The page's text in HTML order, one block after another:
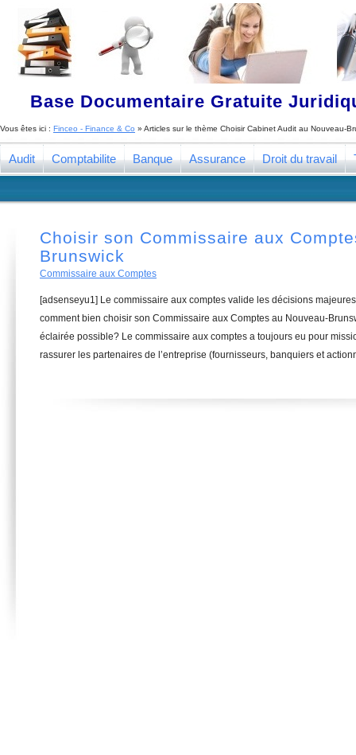
Base Documentaire Gratuite
Vous êtes ici : Finceo - Finance & Co » Articles sur le thème Choisir Cabinet Audit au Nouveau-
Audit Comptabilite Banque Assurance Droit du travail
Choisir son Commissaire aux
Brunswick
Commissaire aux Comptes
[adsenseyu1] Le commissaire aux comptes valide les décisions
comment bien choisir son Commissaire aux Comptes au Nouveau-
éclairée possible? Le commissaire aux comptes a toujours eu pour
rassurer les partenaires de l’entreprise (fournisseurs, banquiers et